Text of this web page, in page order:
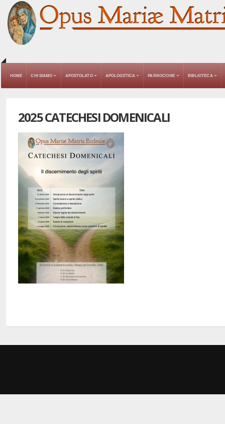
HOME CHI SIAMO APOSTOLATO APOLOGETICA PARROCCHIE BIBLIOTECA
2025 CATECHESI DOMENICALI